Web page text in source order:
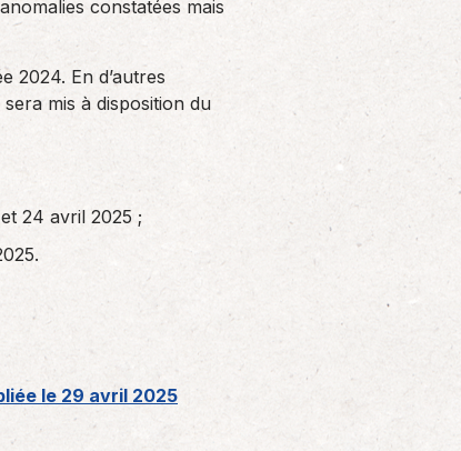
constatées mais
2024. En d’autres
mis à disposition du
24 avril 2025 ;
le 29 avril 2025